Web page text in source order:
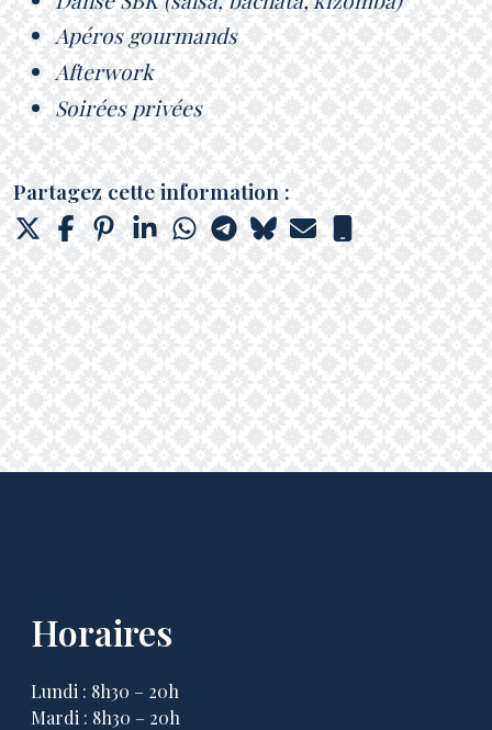
Apéros gourmands
Afterwork
Soirées privées
Partagez cette information :
Horaires
Lundi : 8h30 – 20h
Mardi : 8h30 – 20h